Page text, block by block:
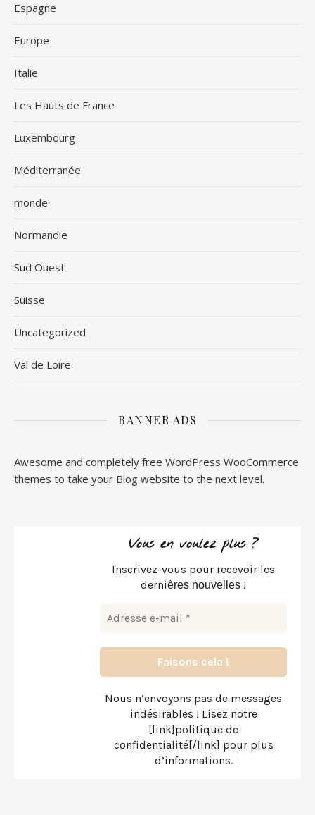
Espagne
Europe
Italie
Les Hauts de France
Luxembourg
Méditerranée
monde
Normandie
Sud Ouest
Suisse
Uncategorized
Val de Loire
BANNER ADS
Awesome and completely free WordPress WooCommerce
themes to take your Blog website to the next level.
Vous en voulez plus ?
Inscrivez-vous pour recevoir les
dernières nouvelles !
Nous n’envoyons pas de messages
indésirables ! Lisez notre
[link]politique de
confidentialité[/link] pour plus
d’informations.